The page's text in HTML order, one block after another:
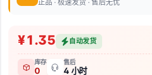
正品 · 极速发货 · 售后无忧
¥1.35 自动发货
库存
0
售后
4 小时